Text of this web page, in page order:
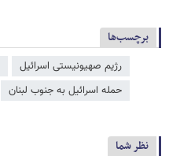
برچسب‌ها
رژیم صهیونیستی اسرائیل
حمله اسرائیل به جنوب لبنان
نظر شما